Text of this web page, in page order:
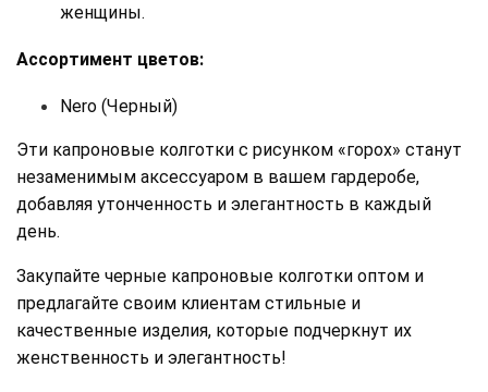
женщины.
Ассортимент цветов:
Nero (Черный)
Эти капроновые колготки с рисунком «горох» станут
незаменимым аксессуаром в вашем гардеробе,
добавляя утонченность и элегантность в каждый
день.
Закупайте черные капроновые колготки оптом и
предлагайте своим клиентам стильные и
качественные изделия, которые подчеркнут их
женственность и элегантность!